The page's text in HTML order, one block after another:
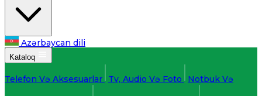
Azərbaycan dili
Kataloq
Telefon Və Aksesuarlar Tv, Audio Və Foto
Notbuk Və